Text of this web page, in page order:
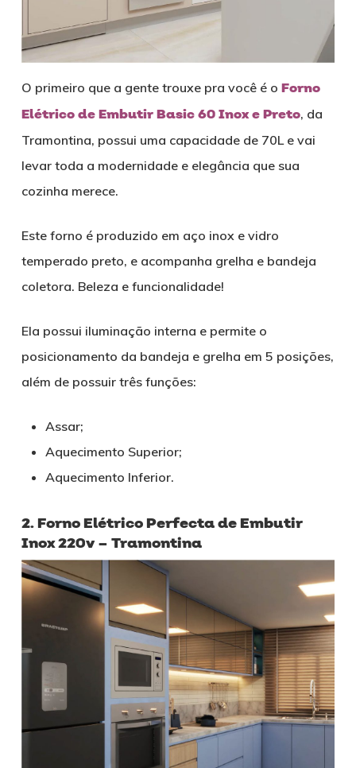
O primeiro que a gente trouxe pra você é o Forno
Elétrico de Embutir Basic 60 Inox e Preto, da
Tramontina, possui uma capacidade de 70L e vai
levar toda a modernidade e elegância que sua
cozinha merece.
Este forno é produzido em aço inox e vidro
temperado preto, e acompanha grelha e bandeja
coletora. Beleza e funcionalidade!
Ela possui iluminação interna e permite o
posicionamento da bandeja e grelha em 5 posições,
além de possuir três funções:
Assar;
Aquecimento Superior;
Aquecimento Inferior.
2. Forno Elétrico Perfecta de Embutir
Inox 220v – Tramontina